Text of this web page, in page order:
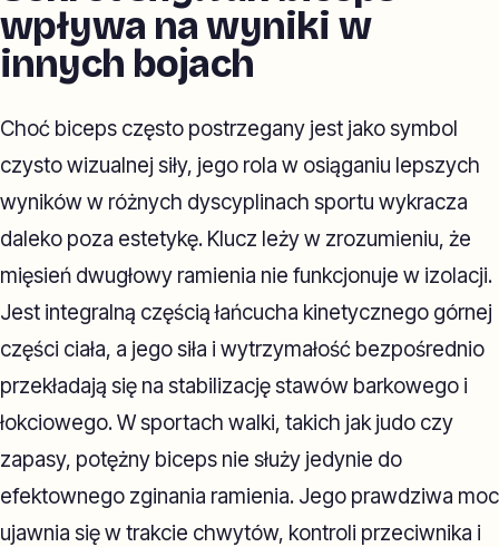
wpływa na wyniki w
innych bojach
Choć biceps często postrzegany jest jako symbol
czysto wizualnej siły, jego rola w osiąganiu lepszych
wyników w różnych dyscyplinach sportu wykracza
daleko poza estetykę. Klucz leży w zrozumieniu, że
mięsień dwugłowy ramienia nie funkcjonuje w izolacji.
Jest integralną częścią łańcucha kinetycznego górnej
części ciała, a jego siła i wytrzymałość bezpośrednio
przekładają się na stabilizację stawów barkowego i
łokciowego. W sportach walki, takich jak judo czy
zapasy, potężny biceps nie służy jedynie do
efektownego zginania ramienia. Jego prawdziwa moc
ujawnia się w trakcie chwytów, kontroli przeciwnika i